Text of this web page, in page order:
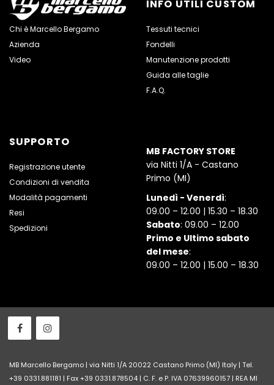
Chi è Marcello Bergamo
Azienda
Video
INFO UTILI CUSTOM
Tessuti tecnici
Fondelli
Manutenzione prodotti
Guida alle taglie
F.A.Q.
SUPPORTO
Registrazione utente
Condizioni di vendita
Modalità pagamenti
Resi
Spedizioni
MB FACTORY STORE
via Nitti 1/A - Castano
Primo (MI)
Lunedì - Venerdì:
09.00 – 12.00 | 15.30 – 18.30
Sabato: 09.00 – 12.00
Primo e Ultimo sabato
del mese:
09.00 – 12.00 | 15.00 – 18.30
MB Marcello Bergamo | via Nitti 1/A 20022 Castano Primo (MI) Italy | Tel.
+39 0331.881181 | Fax +39 0331.878504 | C. F. e P. IVA 07639960157 | REA MI